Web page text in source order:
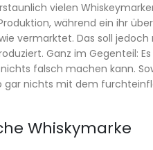
vielen
während ein ihr
vermarktet. Das soll
Ganz im Gegenteil:
falsch machen kann.
gar nichts mit dem
Whiskymarke